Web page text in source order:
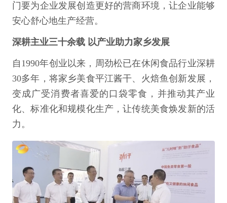
门要为企业发展创造更好的营商环境，让企业能够
安心舒心地生产经营。
深耕主业三十余载 以产业助力家乡发展
自1990年创业以来，周劲松已在休闲食品行业深耕
30多年，将家乡美食平江酱干、火焙鱼创新发展，
变成广受消费者喜爱的口袋零食，并推动其产业
化、标准化和规模化生产，让传统美食焕发新的活
力。